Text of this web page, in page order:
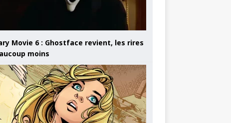
Movie 6 : Ghostface revient, les rires
moins